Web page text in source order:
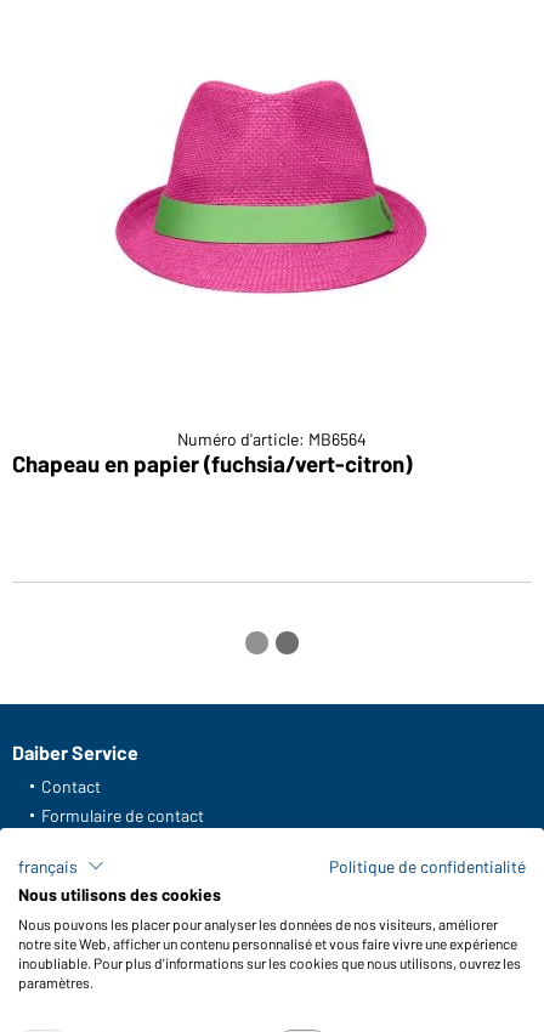
Numéro d'article: MB6564
Chapeau en papier (fuchsia/vert-citron)
Daiber Service
Contact
Formulaire de contact
FAQ / Manuel d' utilisation
Vérifier le stock
Reporting system according to whistleblower protection act
Fonctions et entretien
français
Politique de confidentialité
Nous utilisons des cookies
Nous pouvons les placer pour analyser les données de nos visiteurs, améliorer
notre site Web, afficher un contenu personnalisé et vous faire vivre une expérience
inoubliable. Pour plus d'informations sur les cookies que nous utilisons, ouvrez les
paramètres.